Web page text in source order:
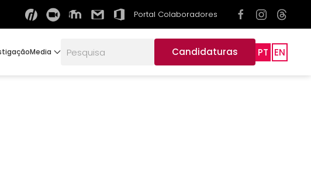
Portal Colaboradores
Media Candidaturas PT EN